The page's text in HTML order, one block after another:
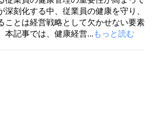
深刻化する中、従業員の健康を守り、
ことは経営戦略として欠かせない要素
本記事では、健康経営...もっと読む